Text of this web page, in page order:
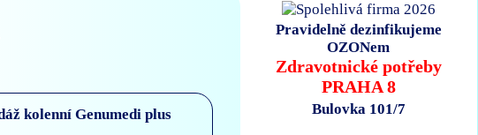
Pravidelně dezinfikujeme
OZONem
Zdravotnické potřeby
PRAHA 8
Bulovka 101/7